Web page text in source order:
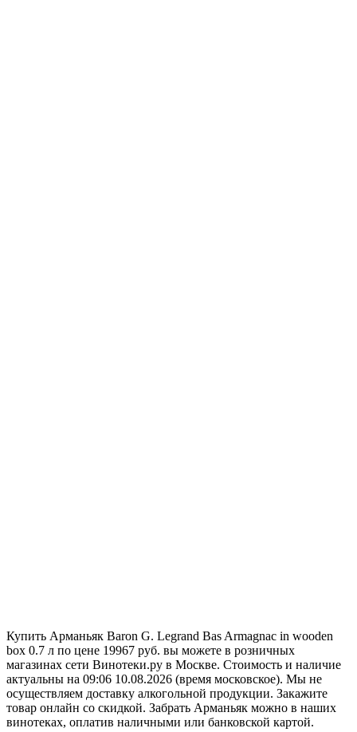
Купить Арманьяк Baron G. Legrand Bas Armagnac in wooden
box 0.7 л по цене 19967 руб. вы можете в розничных
магазинах сети Винотеки.ру в Москве. Стоимость и наличие
актуальны на 09:06 10.08.2026 (время московское). Мы не
осуществляем доставку алкогольной продукции. Закажите
товар онлайн со скидкой. Забрать Арманьяк можно в наших
винотеках, оплатив наличными или банковской картой.